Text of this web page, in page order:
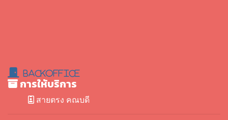
BackOffice
การให้บริการ
สายตรง คณบดี